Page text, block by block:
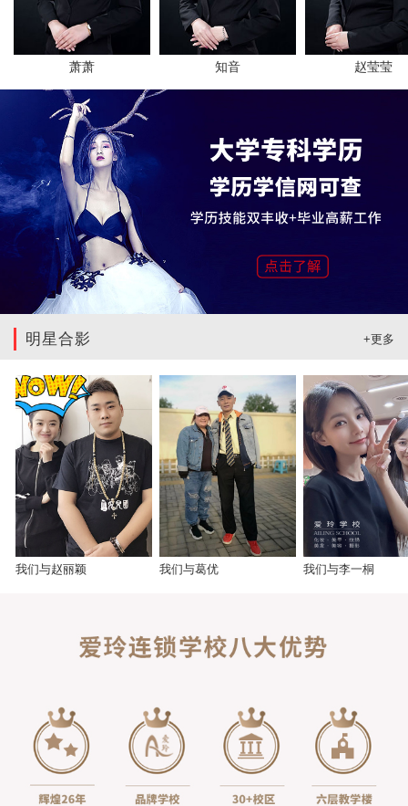
萧萧 知音 赵莹莹
明星合影 +更多
我们与赵丽颖 我们与葛优 我们与李一桐